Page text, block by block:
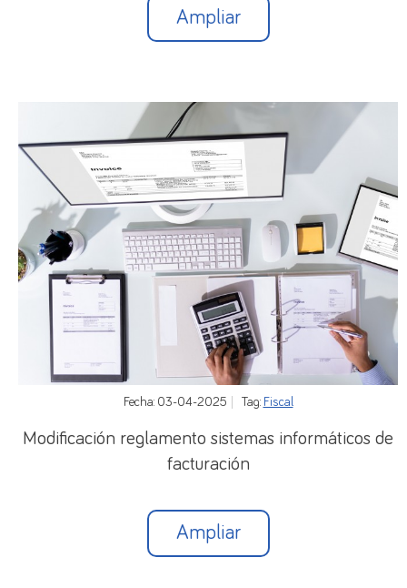
Ampliar
Fecha: 03-04-2025 Tag: Fiscal
Modificación reglamento sistemas informáticos de
facturación
Ampliar